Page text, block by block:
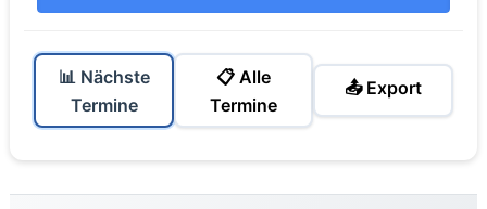
📊 Nächste
Termine
📋 Alle
Termine
📤 Export